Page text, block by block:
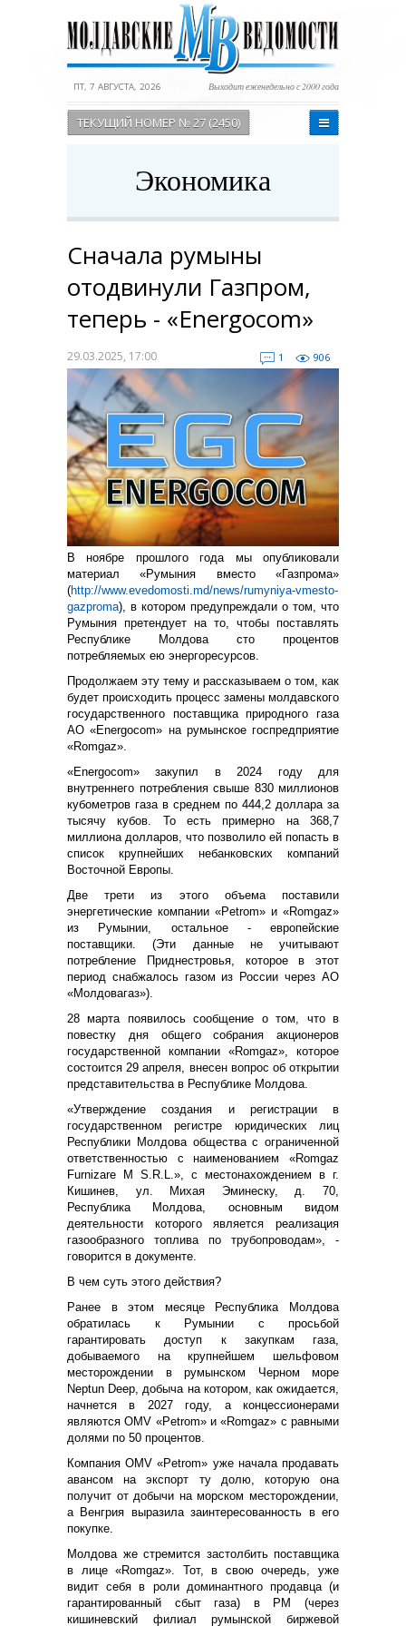
ПТ, 7 АВГУСТА, 2026 Выходит еженедельно с 2000 года
ТЕКУЩИЙ НОМЕР № 27 (2450)
Экономика
Сначала румыны
отодвинули Газпром,
теперь - «Energocom»
29.03.2025, 17:00 1 906
В ноябре прошлого года мы опубликовали
материал «Румыния вместо «Газпрома»
(http://www.evedomosti.md/news/rumyniya-vmesto-
gazproma), в котором предупреждали о том, что
Румыния претендует на то, чтобы поставлять
Республике Молдова сто процентов
потребляемых ею энергоресурсов.
Продолжаем эту тему и рассказываем о том, как
будет происходить процесс замены молдавского
государственного поставщика природного газа
АО «Energocom» на румынское госпредприятие
«Romgaz».
«Energocom» закупил в 2024 году для
внутреннего потребления свыше 830 миллионов
кубометров газа в среднем по 444,2 доллара за
тысячу кубов. То есть примерно на 368,7
миллиона долларов, что позволило ей попасть в
список крупнейших небанковских компаний
Восточной Европы.
Две трети из этого объема поставили
энергетические компании «Petrom» и «Romgaz»
из Румынии, остальное - европейские
поставщики. (Эти данные не учитывают
потребление Приднестровья, которое в этот
период снабжалось газом из России через АО
«Молдовагаз»).
28 марта появилось сообщение о том, что в
повестку дня общего собрания акционеров
государственной компании «Romgaz», которое
состоится 29 апреля, внесен вопрос об открытии
представительства в Республике Молдова.
«Утверждение создания и регистрации в
государственном регистре юридических лиц
Республики Молдова общества с ограниченной
ответственностью с наименованием «Romgaz
Furnizare M S.R.L.», с местонахождением в г.
Кишинев, ул. Михая Эминеску, д. 70,
Республика Молдова, основным видом
деятельности которого является реализация
газообразного топлива по трубопроводам», -
говорится в документе.
В чем суть этого действия?
Ранее в этом месяце Республика Молдова
обратилась к Румынии с просьбой
гарантировать доступ к закупкам газа,
добываемого на крупнейшем шельфовом
месторождении в румынском Черном море
Neptun Deep, добыча на котором, как ожидается,
начнется в 2027 году, а концессионерами
являются OMV «Petrom» и «Romgaz» с равными
долями по 50 процентов.
Компания OMV «Petrom» уже начала продавать
авансом на экспорт ту долю, которую она
получит от добычи на морском месторождении,
а Венгрия выразила заинтересованность в его
покупке.
Молдова же стремится застолбить поставщика
в лице «Romgaz». Тот, в свою очередь, уже
видит себя в роли доминантного продавца (и
гарантированный сбыт газа) в РМ (через
кишиневский филиал румынской биржевой